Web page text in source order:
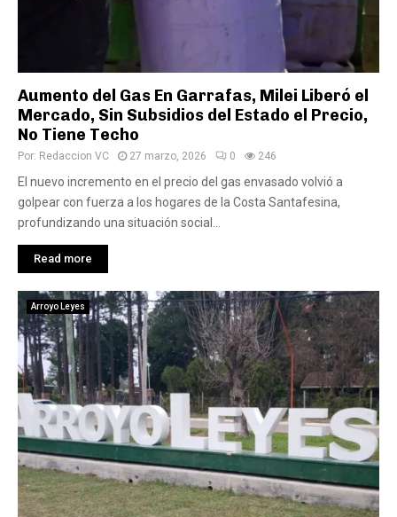
Aumento del Gas En Garrafas, Milei Liberó el
Mercado, Sin Subsidios del Estado el Precio,
No Tiene Techo
Por: Redaccion VC 27 marzo, 2026 0 246
El nuevo incremento en el precio del gas envasado volvió a
golpear con fuerza a los hogares de la Costa Santafesina,
profundizando una situación social...
Read more
Arroyo Leyes